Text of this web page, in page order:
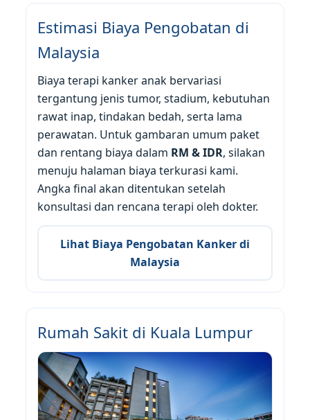
Estimasi Biaya Pengobatan di
Malaysia
Biaya terapi kanker anak bervariasi
tergantung jenis tumor, stadium, kebutuhan
rawat inap, tindakan bedah, serta lama
perawatan. Untuk gambaran umum paket
dan rentang biaya dalam RM & IDR, silakan
menuju halaman biaya terkurasi kami.
Angka final akan ditentukan setelah
konsultasi dan rencana terapi oleh dokter.
Lihat Biaya Pengobatan Kanker di
Malaysia
Rumah Sakit di Kuala Lumpur